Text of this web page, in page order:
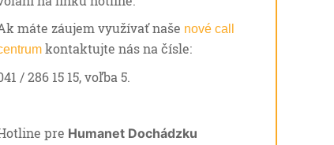
máte záujem využívať naše nové call
kontaktujte nás na čísle:
/ 286 15 15, voľba 5.
pre Humanet Dochádzku